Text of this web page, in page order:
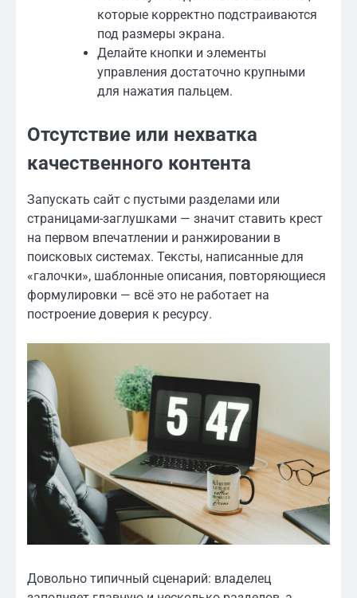
которые корректно подстраиваются
под размеры экрана.
Делайте кнопки и элементы
управления достаточно крупными
для нажатия пальцем.
Отсутствие или нехватка
качественного контента
Запускать сайт с пустыми разделами или
страницами-заглушками — значит ставить крест
на первом впечатлении и ранжировании в
поисковых системах. Тексты, написанные для
«галочки», шаблонные описания, повторяющиеся
формулировки — всё это не работает на
построение доверия к ресурсу.
Довольно типичный сценарий: владелец